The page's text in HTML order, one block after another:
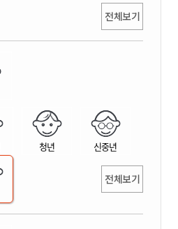
전체보기
청년 신중년
전체보기